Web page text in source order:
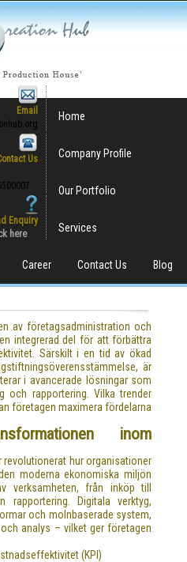
Email
Us
Enquiry
here
Home
Company Profile
Our Portfolio
Services
Career Contact Us Blog
av företagsadministration och
integrerad del för att förbättra
Särskilt i en tid av ökad
är
i avancerade lösningar som
och rapportering. Vilka trender
företagen maximera fördelarna
inom
hur organisationer
moderna ekonomiska miljön
från inköp till
rapportering. Digitala verktyg,
och molnbaserade system,
analys – vilket ger företagen
(KPI)